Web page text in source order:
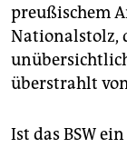
preußischem
Nationalstolz,
überstrahlt
Ist das BSW